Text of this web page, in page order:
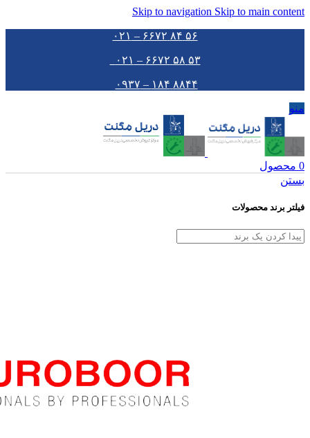
Skip to navigation Skip to main content
۵۶ ۸۴ ۶۶۷۲ – ۰۲۱
۵۳ ۵۸ ۶۶۷۲ – ۰۲۱
۸۸۴۴ ۱۸۴ – ۰۹۳۷
منو
0 محصول
بستن
فیلتر برند محصولات